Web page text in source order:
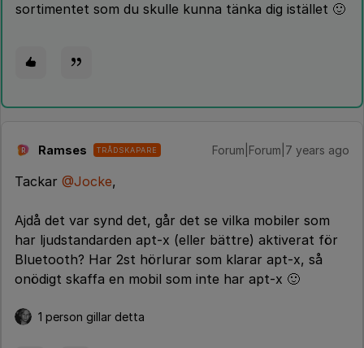
sortimentet som du skulle kunna tänka dig istället 🙂
R Ramses TRÅDSKAPARE Forum|Forum|7 years ago
Tackar @Jocke,
Ajdå det var synd det, går det se vilka mobiler som
har ljudstandarden apt-x (eller bättre) aktiverat för
Bluetooth? Har 2st hörlurar som klarar apt-x, så
onödigt skaffa en mobil som inte har apt-x 🙂
1 person gillar detta